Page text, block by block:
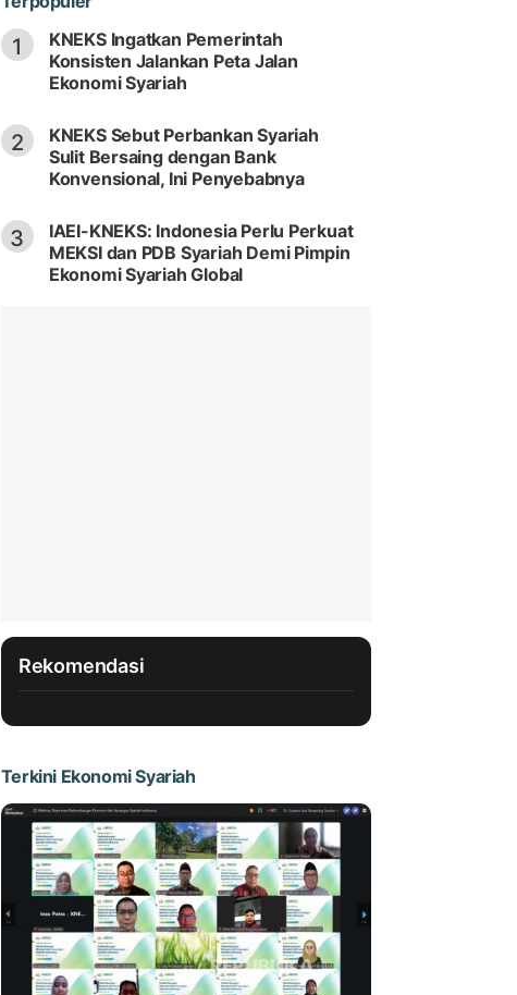
1
KNEKS Ingatkan Pemerintah
Konsisten Jalankan Peta Jalan
Ekonomi Syariah
2
KNEKS Sebut Perbankan Syariah
Sulit Bersaing dengan Bank
Konvensional, Ini Penyebabnya
3
IAEI-KNEKS: Indonesia Perlu Perkuat
MEKSI dan PDB Syariah Demi Pimpin
Ekonomi Syariah Global
Rekomendasi
Terkini Ekonomi Syariah